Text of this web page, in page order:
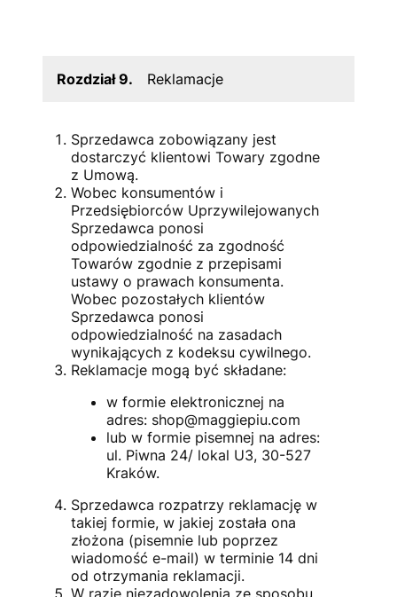
Rozdział 9. Reklamacje
Sprzedawca zobowiązany jest
dostarczyć klientowi Towary zgodne
z Umową.
Wobec konsumentów i
Przedsiębiorców Uprzywilejowanych
Sprzedawca ponosi
odpowiedzialność za zgodność
Towarów zgodnie z przepisami
ustawy o prawach konsumenta.
Wobec pozostałych klientów
Sprzedawca ponosi
odpowiedzialność na zasadach
wynikających z kodeksu cywilnego.
Reklamacje mogą być składane:
w formie elektronicznej na
adres: shop@maggiepiu.com
lub w formie pisemnej na adres:
ul. Piwna 24/ lokal U3, 30-527
Kraków.
Sprzedawca rozpatrzy reklamację w
takiej formie, w jakiej została ona
złożona (pisemnie lub poprzez
wiadomość e-mail) w terminie 14 dni
od otrzymania reklamacji.
W razie niezadowolenia ze sposobu